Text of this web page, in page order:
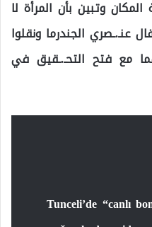
وتبين بأن المرأة لا
عنـ.ـصري الجندرما ونقلوا
مع فتح التحـ.ـقيق في
Tunceli’de “canlı